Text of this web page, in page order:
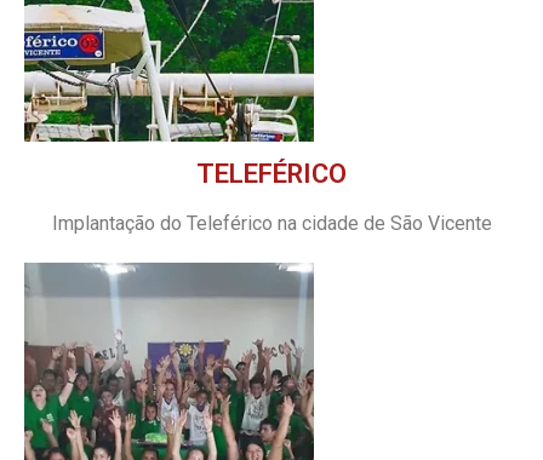
TELEFÉRICO
Implantação do Teleférico na cidade de São Vicente